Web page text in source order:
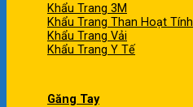
Khẩu Trang 3M
Khẩu Trang Than Hoạt Tính
Khẩu Trang Vải
Khẩu Trang Y Tế
Găng Tay